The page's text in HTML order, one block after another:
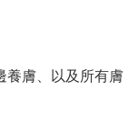
養膚、以及所有膚